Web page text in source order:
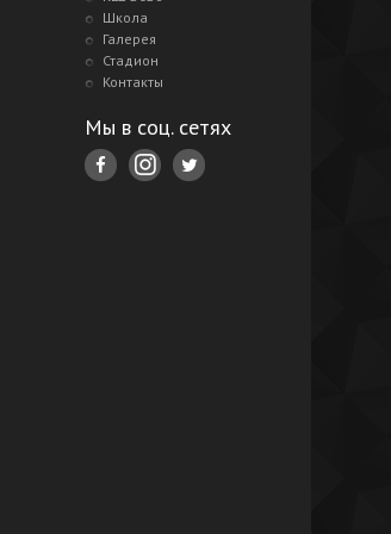
Школа
Галерея
Стадион
Контакты
Мы в соц. сетях